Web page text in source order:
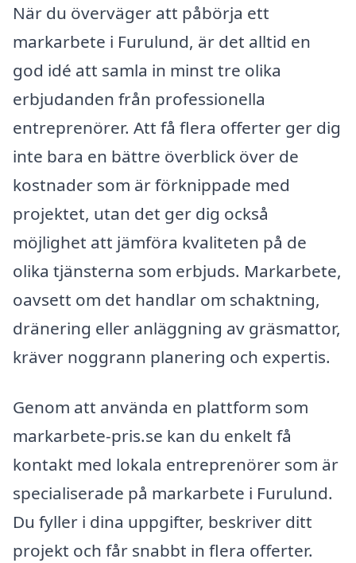
När du överväger att påbörja ett
markarbete i Furulund, är det alltid en
god idé att samla in minst tre olika
erbjudanden från professionella
entreprenörer. Att få flera offerter ger dig
inte bara en bättre överblick över de
kostnader som är förknippade med
projektet, utan det ger dig också
möjlighet att jämföra kvaliteten på de
olika tjänsterna som erbjuds. Markarbete,
oavsett om det handlar om schaktning,
dränering eller anläggning av gräsmattor,
kräver noggrann planering och expertis.
Genom att använda en plattform som
markarbete-pris.se kan du enkelt få
kontakt med lokala entreprenörer som är
specialiserade på markarbete i Furulund.
Du fyller i dina uppgifter, beskriver ditt
projekt och får snabbt in flera offerter.